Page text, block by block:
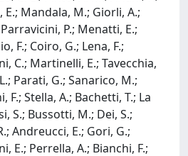
E.; Mandala, M.; Giorli, A.;
P.; Menatti, E.;
F.; Coiro, G.; Lena, F.;
C.; Martinelli, E.; Tavecchia,
Parati, G.; Sanarico, M.;
F.; Stella, A.; Bachetti, T.; La
S.; Bussotti, M.; Dei, S.;
Andreucci, E.; Gori, G.;
E.; Perrella, A.; Bianchi, F.;